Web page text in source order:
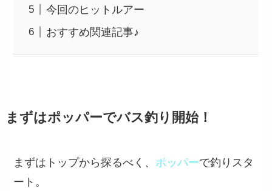
今回のヒットルアー
おすすめ関連記事♪
まずはポッパーでバス釣り開始！
まずはトップから探るべく、 ポッパーで釣りスタ
ート。